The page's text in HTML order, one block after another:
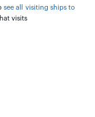
see all visiting ships to
visits